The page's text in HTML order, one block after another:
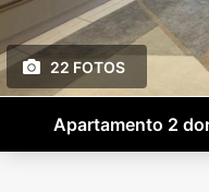
22 FOTOS
Apartamento 2